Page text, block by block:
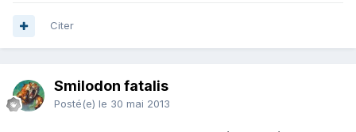
Citer
Smilodon fatalis
Posté(e) le 30 mai 2013